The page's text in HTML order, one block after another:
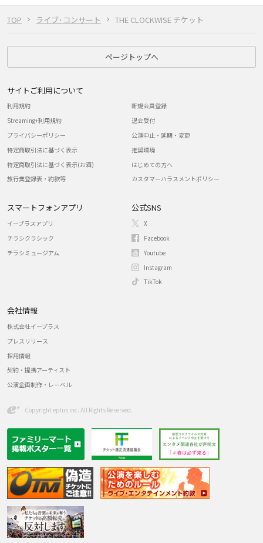
TOP ライブ･コンサート THE CLOCKWISE チケット
ページトップへ
サイトご利用について
利用規約
Streaming+利用規約
プライバシーポリシー
特定商取引法に基づく表示
特定商取引法に基づく表示(お酒)
旅行業登録表・約款等
新規会員登録
退会受付
公演中止・延期・変更
推奨環境
はじめての方へ
カスタマーハラスメントポリシー
スマートフォンアプリ
イープラスアプリ
チラシクラシック
チラシミュージアム
公式SNS
X
Facebook
Youtube
Instagram
TikTok
会社情報
株式会社イープラス
プレスリリース
採用情報
契約・提携アーティスト
公演企画制作・レーベル
Copyright eplus inc. All Rights Reserved.